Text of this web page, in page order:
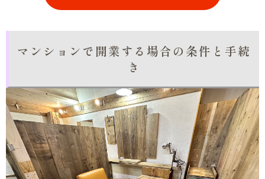
マンションで開業する場合の条件と手続
き